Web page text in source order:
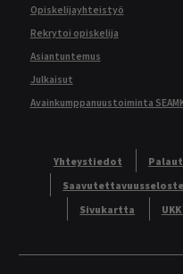
Opiskelijayhteistyö
Rekrytoi opiskelija
Asiantuntemus
Julkaisut
Avainkumppanuustoiminta
Yhteystiedot
Saavutettavuusseloste
Sivukartta